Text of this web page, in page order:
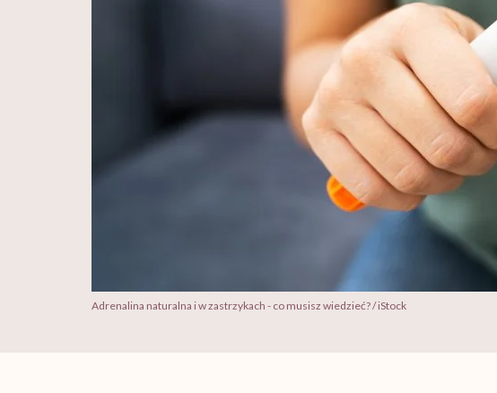
Adrenalina naturalna i w zastrzykach - co musisz wiedzieć? / iStock